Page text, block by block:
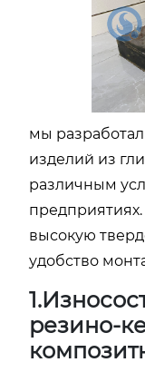
мы
изделий из
различным
высокую
удобство
резино-